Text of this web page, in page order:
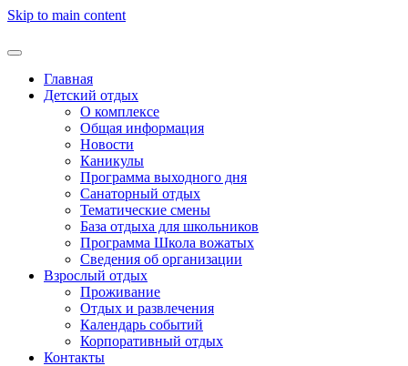
Skip to main content
Главная
Детский отдых
О комплексе
Общая информация
Новости
Каникулы
Программа выходного дня
Санаторный отдых
Тематические смены
База отдыха для школьников
Программа Школа вожатых
Cведения об организации
Взрослый отдых
Проживание
Отдых и развлечения
Календарь событий
Корпоративный отдых
Контакты